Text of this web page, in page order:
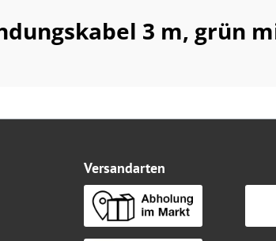
3 m, grün
Versandarten